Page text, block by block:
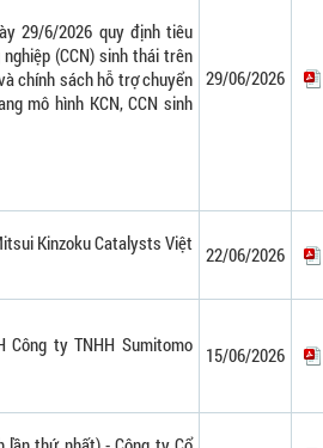
29/6/2026 quy định tiêu
(CCN) sinh thái trên
chính sách hỗ trợ chuyển
mô hình KCN, CCN sinh
29/06/2026
Kinzoku Catalysts Việt 22/06/2026
Công ty TNHH Sumitomo 15/06/2026